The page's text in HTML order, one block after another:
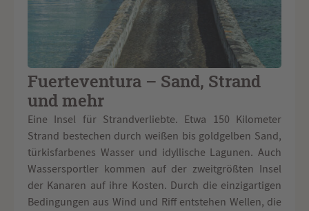
Fuerteventura – Sand, Strand
und mehr
Eine Insel für Strandverliebte. Etwa 150 Kilometer
Strand bestechen durch weißen bis goldgelben Sand,
türkisfarbenes Wasser und idyllische Lagunen. Auch
Wassersportler kommen auf der zweitgrößten Insel
der Kanaren auf ihre Kosten. Durch die einzigartigen
Bedingungen aus Wind und Riff entstehen Wellen, die